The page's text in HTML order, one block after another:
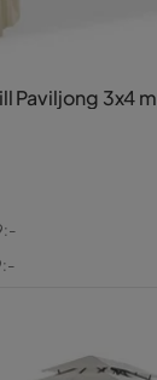
Paviljong 3x4 m